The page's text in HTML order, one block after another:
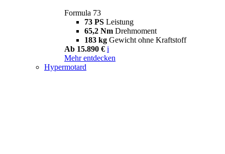
Formula 73
73 PS Leistung
65,2 Nm Drehmoment
183 kg Gewicht ohne Kraftstoff
Ab 15.890 € i
Mehr entdecken
Hypermotard